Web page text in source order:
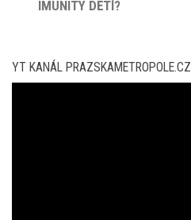
IMUNITY DĚTÍ?
YT KANÁL PRAZSKAMETROPOLE.CZ